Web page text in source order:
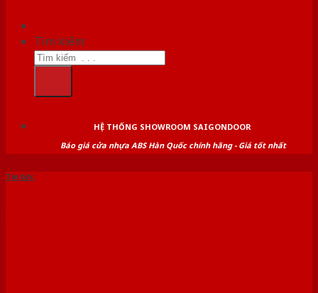
Tìm kiếm:
HỆ THỐNG SHOWROOM SAIGONDOOR
Báo giá cửa nhựa ABS Hàn Quốc chính hãng - Giá tốt nhất
Tin tức